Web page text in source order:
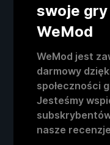
swoje gry
WeMod
WeMod jest
darmowy
społeczności
Jesteśmy
nasze